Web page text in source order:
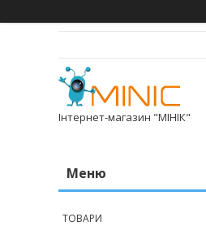
Інтернет-магазин "МІНІК"
ТОВАРИ